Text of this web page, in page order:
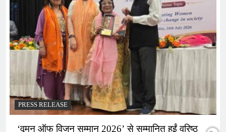
PRESS RELEASE
‘वूमन ऑफ विजन सम्मान 2026’ से सम्मानित हुईं वरिष्ठ